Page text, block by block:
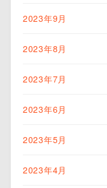
2023年9月
2023年8月
2023年7月
2023年6月
2023年5月
2023年4月